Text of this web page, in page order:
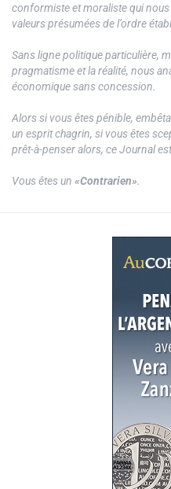
conformiste et moraliste qui
valeurs présumées de l’ordre
Sans ligne politique particulière,
pragmatisme et la réalité, nous
économique sans concession.
Alors si vous êtes pénible,
un esprit chagrin, si vous êtes
prêt-à-penser alors, ce Journal
Vous êtes un «Contrarien».